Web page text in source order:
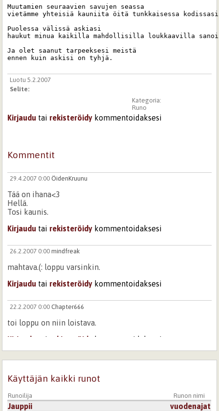
Muutamien seuraavien savujen seassa
vietämme yhteisiä kauniita öitä tunkkaisessa
Puolessa välissä askiasi
haukut minua kaikilla mahdollisilla loukkaavilla
Ja olet saanut tarpeeksesi meistä
ennen kuin askisi on tyhjä.
Luotu 5.2.2007
Selite:
Kategoria:
Runo
Kirjaudu tai rekisteröidy kommentoidaksesi
Kommentit
29.4.2007 0:00 ÖidenKruunu
Tää on ihana<3
Hellä.
Tosi kaunis.
Kirjaudu tai rekisteröidy kommentoidaksesi
26.2.2007 0:00 mindfreak
mahtava.(: loppu varsinkin.
Kirjaudu tai rekisteröidy kommentoidaksesi
22.2.2007 0:00 Chapter666
toi loppu on niin loistava.
Kirjaudu
tai rekisteröidy kommentoidaksesi
29.11.2008 0:00c2ca4f2740c6086bddeaebbc143d78fc
Tää on tosi jännä!
Kirjaudu
Käyttäjän kaikki runot
Runoilija Runon nimi
Jauppii
vuodenajat